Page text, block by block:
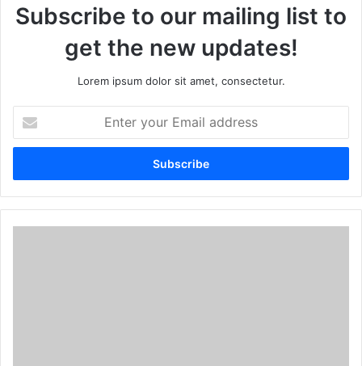
Subscribe to our mailing list to
get the new updates!
Lorem ipsum dolor sit amet, consectetur.
t
r
y